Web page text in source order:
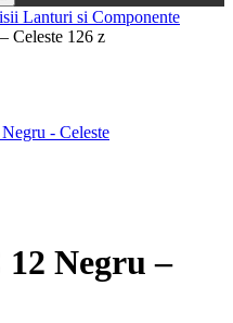
Lanturi si Componente
Celeste 126 z
Negru –